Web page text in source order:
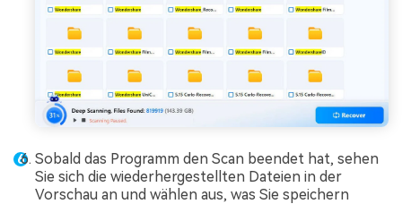
Sobald das Programm den Scan beendet hat, sehen
Sie sich die wiederhergestellten Dateien in der
Vorschau an und wählen aus, was Sie speichern